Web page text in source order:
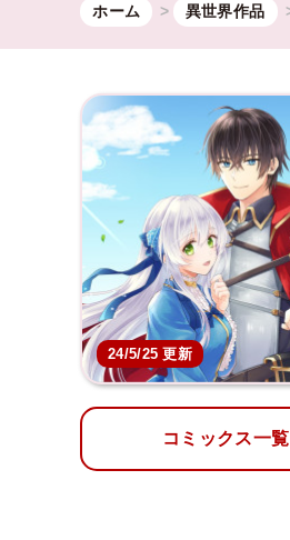
ホーム 異世界作品
24/5/25 更新
コミックス一覧